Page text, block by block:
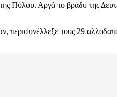
Πύλου. Αργά το βράδυ της
τους 29